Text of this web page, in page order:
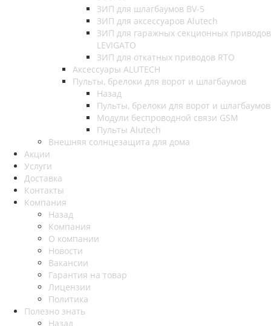
ЗИП для шлагбаумов BV-5
ЗИП для аксессуаров Alutech
ЗИП для гаражных секционных приводов
LEVIGATO
ЗИП для откатных приводов RTO
Аксессуары ALUTECH
Пульты, брелоки для ворот и шлагбаумов
Назад
Пульты, брелоки для ворот и шлагбаумов
Модули беспроводной связи GSM
Пульты Alutech
Внешняя солнцезащита для дома
Акции
Услуги
Доставка
Контакты
Компания
Назад
Компания
О компании
Новости
Вакансии
Гарантия на товар
Лицензии
Политика
Полезно знать
Назад